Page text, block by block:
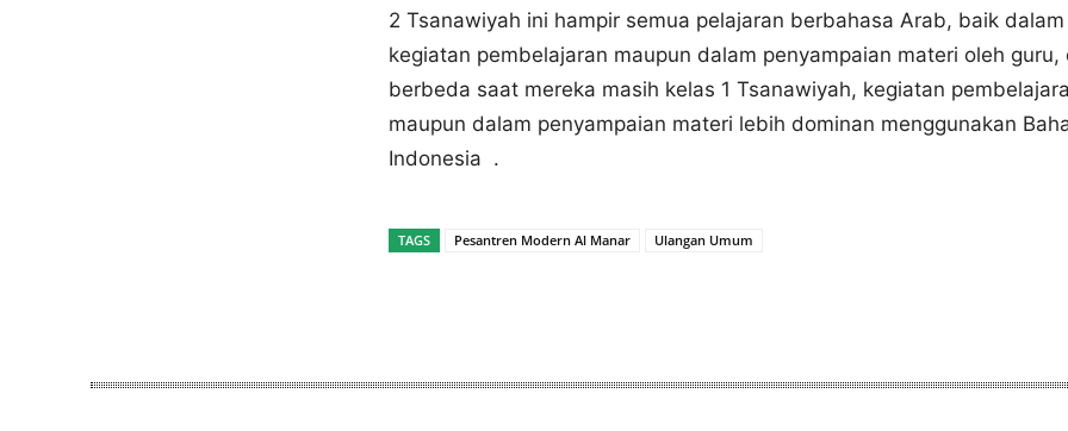
2 Tsanawiyah ini hampir semua pelajaran berbahasa Arab, baik dalam
kegiatan pembelajaran maupun dalam penyampaian materi oleh guru,
berbeda saat mereka masih kelas 1 Tsanawiyah, kegiatan
maupun dalam penyampaian materi lebih dominan menggunakan
Indonesia .
TAGS Pesantren Modern Al Manar Ulangan Umum